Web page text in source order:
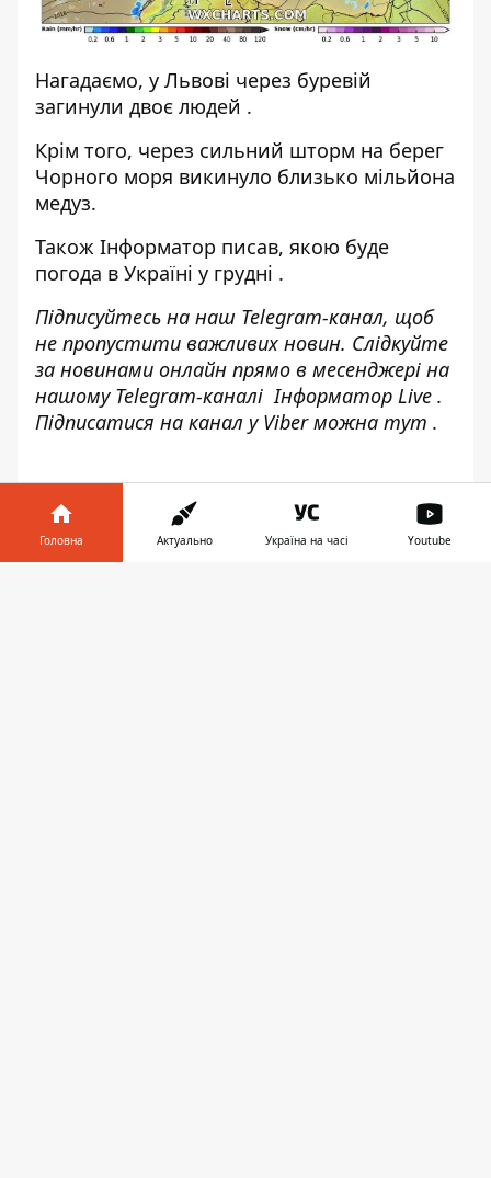
Нагадаємо, у Львові через буревій
загинули двоє людей .
Крім того, через сильний шторм на берег
Чорного моря викинуло близько мільйона
медуз.
Також Інформатор писав, якою буде
погода в Україні у грудні .
Підписуйтесь на наш Telegram-канал, щоб
не пропустити важливих новин. Слідкуйте
за новинами онлайн прямо в месенджері на
нашому Telegram-каналіІнформатор Live .
Підписатися на канал у Viber можна тут .
Головна Актуально Україна на часі Youtube